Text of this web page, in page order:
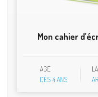
Mon cahier
AGE
DÈS 4 ANS